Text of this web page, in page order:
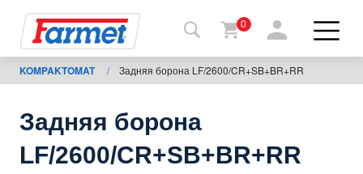
Назад
на
Фармет-
шоп
0
KOMPAKTOMAT / Задняя борона LF/2600/CR+SB+BR+RR
Задняя борона
LF/2600/CR+SB+BR+RR